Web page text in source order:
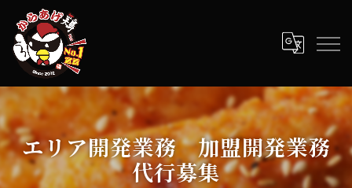
エリア開発業務 加盟開発業務
代行募集